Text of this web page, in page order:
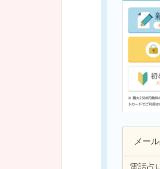
メー
電話占